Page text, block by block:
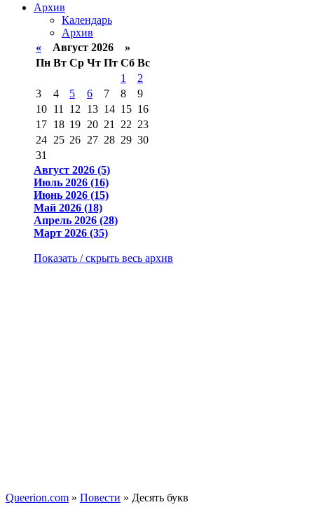
Архив
Календарь
Архив
« Август 2026 »
Пн Вт Ср Чт Пт Сб Вс
1
2
3
4 5 6 7 8
9
10 11 12 13 14 15 16
17 18 19 20 21 22 23
24 25 26 27 28 29 30
31
Август 2026 (5)
Июль 2026 (16)
Июнь 2026 (15)
Май 2026 (18)
Апрель 2026 (28)
Март 2026 (35)
Показать / скрыть весь архив
Queerion.com » Повести » Десять букв